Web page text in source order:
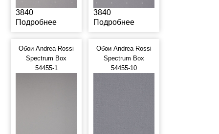
3840
Подробнее
3840
Подробнее
Обои Andrea Rossi
Spectrum Box
54455-1
Обои Andrea Rossi
Spectrum Box
54455-10